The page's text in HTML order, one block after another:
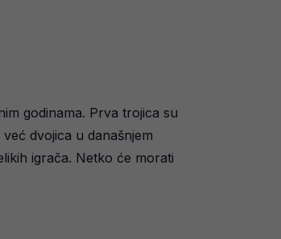
godinama. Prva trojica su
dvojica u današnjem
igrača. Netko će morati